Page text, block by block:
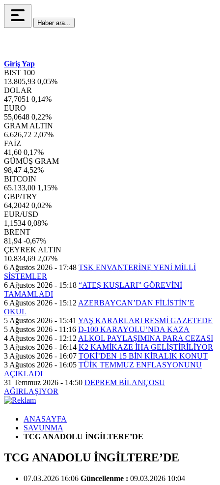
Haber ara...
Giriş Yap
BIST 100
13.805,93 0,05%
DOLAR
47,7051 0,14%
EURO
55,0648 0,22%
GRAM ALTIN
6.626,72 2,07%
FAİZ
41,60 0,17%
GÜMÜŞ GRAM
98,47 4,52%
BITCOIN
65.133,00 1,15%
GBP/TRY
64,2042 0,02%
EUR/USD
1,1534 0,08%
BRENT
81,94 -0,67%
ÇEYREK ALTIN
10.834,69 2,07%
6 Ağustos 2026 - 17:48 TSK ENVANTERİNE YENİ MİLLİ
SİSTEMLER
6 Ağustos 2026 - 15:18 “ATEŞ KUŞLARI” GÖREVİNİ
TAMAMLADI
6 Ağustos 2026 - 15:12 AZERBAYCAN’DAN FİLİSTİN’E
OKUL
5 Ağustos 2026 - 15:41 YAŞ KARARLARI RESMİ GAZETEDE
5 Ağustos 2026 - 11:16 D-100 KARAYOLU’NDA KAZA
4 Ağustos 2026 - 12:12 ALKOL PAYLAŞIMINA PARA CEZASI
3 Ağustos 2026 - 16:14 K2 KAMİKAZE İHA GELİŞTİRİLİYOR
3 Ağustos 2026 - 16:07 TOKİ’DEN 15 BİN KİRALIK KONUT
3 Ağustos 2026 - 16:05 TÜİK TEMMUZ ENFLASYONUNU
AÇIKLADI
31 Temmuz 2026 - 14:50 DEPREM BİLANÇOSU
AĞIRLAŞIYOR
ANASAYFA
SAVUNMA
TCG ANADOLU İNGİLTERE’DE
TCG ANADOLU İNGİLTERE’DE
07.03.2026 16:06 Güncellenme : 09.03.2026 10:04